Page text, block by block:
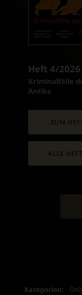
Heft 4/2026
:
Kriminalfälle
Antike
ZUM
ALLE
Kategorien: